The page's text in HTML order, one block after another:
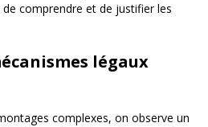
comprendre et de justifier les
légaux
complexes, on observe un